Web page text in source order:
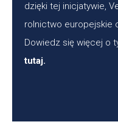
dzięki tej inicjatywie,
rolnictwo europejskie
Dowiedz się więcej o
tutaj.